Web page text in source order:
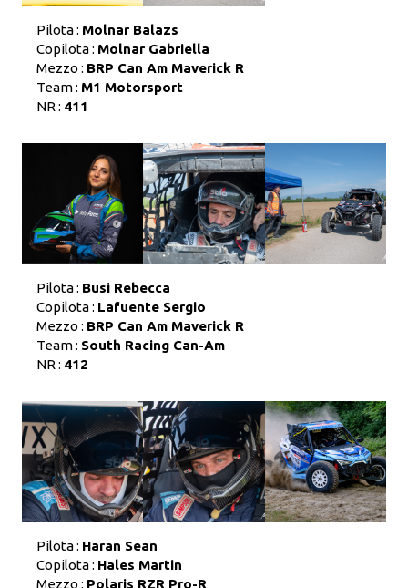
Pilota : Molnar Balazs
Copilota : Molnar Gabriella
Mezzo : BRP Can Am Maverick R
Team : M1 Motorsport
NR : 411
Pilota : Busi Rebecca
Copilota : Lafuente Sergio
Mezzo : BRP Can Am Maverick R
Team : South Racing Can-Am
NR : 412
Pilota : Haran Sean
Copilota : Hales Martin
Mezzo : Polaris RZR Pro-R